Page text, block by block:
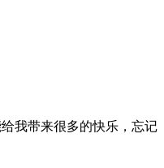
我带来很多的快乐，忘记